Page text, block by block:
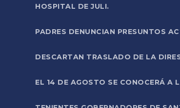
HOSPITAL DE JULI.
PADRES DENUNCIAN PRESUNTOS
DESCARTAN TRASLADO DE LA
EL 14 DE AGOSTO SE CONOCERÁ A